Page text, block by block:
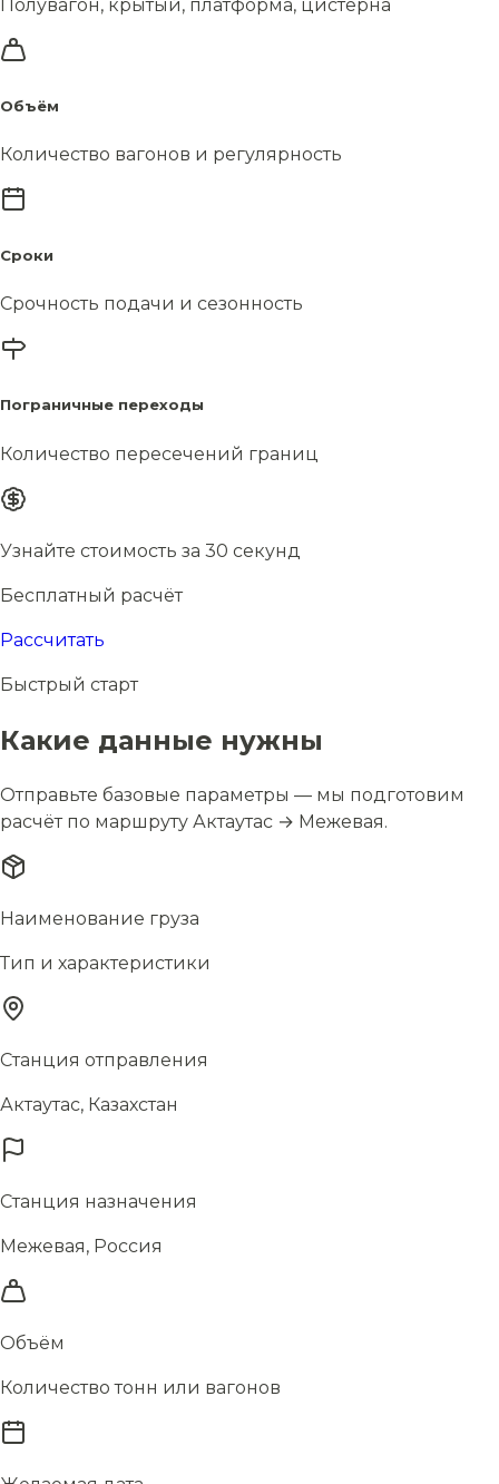
Полувагон, крытый, платформа, цистерна
Объём
Количество вагонов и регулярность
Сроки
Срочность подачи и сезонность
Пограничные переходы
Количество пересечений границ
Узнайте стоимость за 30 секунд
Бесплатный расчёт
Рассчитать
Быстрый старт
Какие данные нужны
Отправьте базовые параметры — мы подготовим
расчёт по маршруту Актаутас → Межевая.
Наименование груза
Тип и характеристики
Станция отправления
Актаутас, Казахстан
Станция назначения
Межевая, Россия
Объём
Количество тонн или вагонов